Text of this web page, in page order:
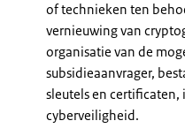
of technieken ten
vernieuwing van
organisatie van de
subsidieaanvrager,
sleutels en
cyberveiligheid.